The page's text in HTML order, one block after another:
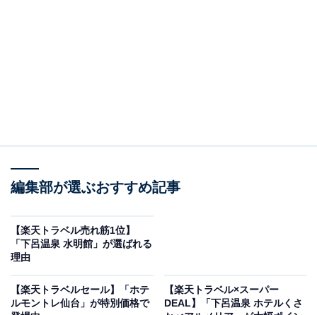
「岩手県の100～51室のホテル・旅館」で1位を獲得して
編集部が選ぶおすすめ記事
【楽天トラベル売れ筋1位】
「下呂温泉 水明館」が選ばれる
理由
【楽天トラベルセール】「ホテ
ルモントレ仙台」が特別価格で
【楽天トラベル×スーパー
DEAL】「下呂温泉 ホテルくさ